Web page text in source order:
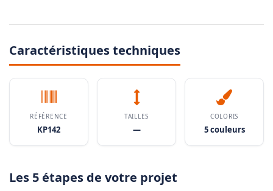
Caractéristiques techniques
RÉFÉRENCE
KP142
TAILLES
—
COLORIS
5 couleurs
Les 5 étapes de votre projet